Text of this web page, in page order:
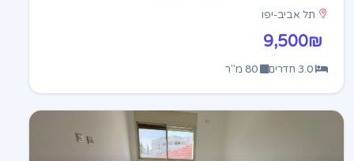
תל אביב-יפו
9,500₪